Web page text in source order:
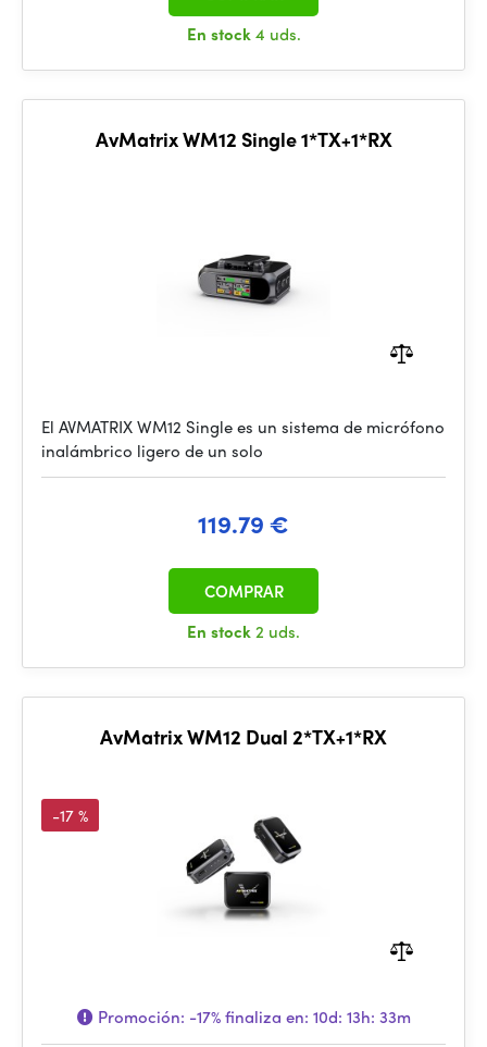
En stock4 uds.
AvMatrix WM12 Single 1*TX+1*RX
El AVMATRIX WM12 Single es un sistema de micrófono
inalámbrico ligero de un solo
119.79 €
En stock2 uds.
COMPRAR
AvMatrix WM12 Dual 2*TX+1*RX
-17 %
Promoción: -17%finaliza en: 10d: 13h: 33m